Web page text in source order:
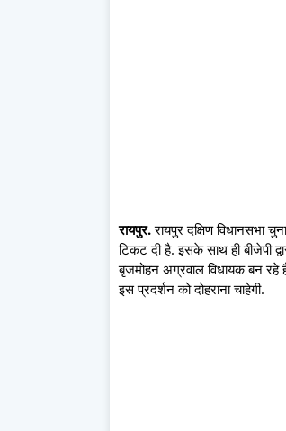
रायपुर.रायपुर दक्षिण विधानसभा
टिकट दी है. इसके साथ ही बीजेपी
बृजमोहन अग्रवाल विधायक बन रहे
इस प्रदर्शन को दोहराना चाहेगी.